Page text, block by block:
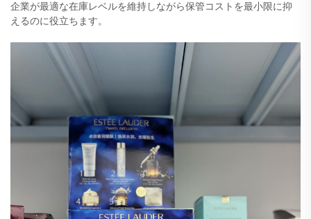
企業が最適な在庫レベルを維持しながら保管コストを最小限に抑
えるのに役立ちます。